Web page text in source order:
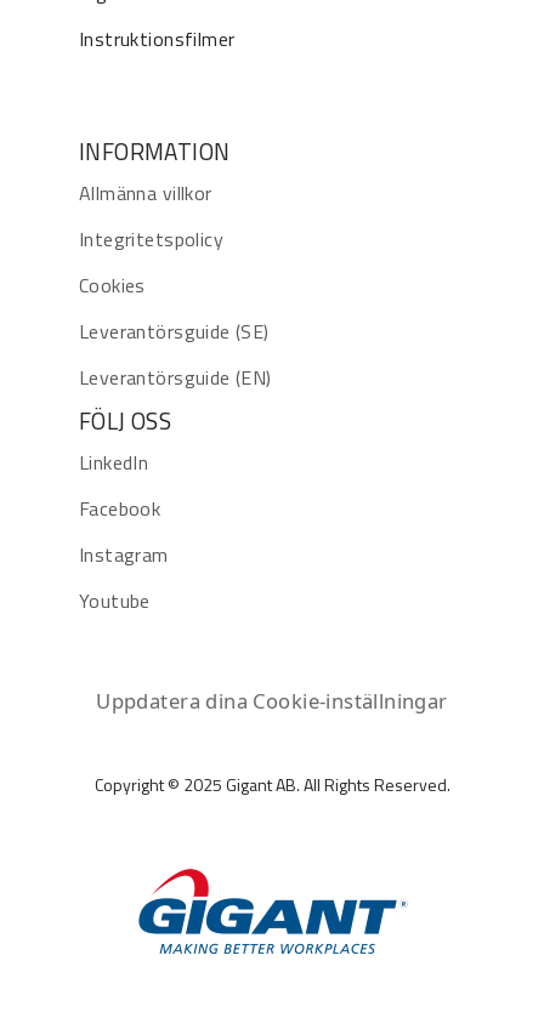
Instruktionsfilmer
INFORMATION
Allmänna villkor
Integritetspolicy
Cookies
Leverantörsguide (SE)
Leverantörsguide (EN)
FÖLJ OSS
LinkedIn
Facebook
Instagram
Youtube
Uppdatera dina Cookie-inställningar
Copyright © 2025 Gigant AB. All Rights Reserved.